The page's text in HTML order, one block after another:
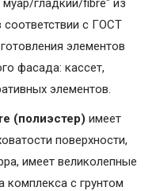
гладкий/fibre" из
соответствии с ГОСТ
элементов
фасада: кассет,
элементов.
(полиэстер) имеет
поверхности,
имеет великолепные
комплекса с грунтом